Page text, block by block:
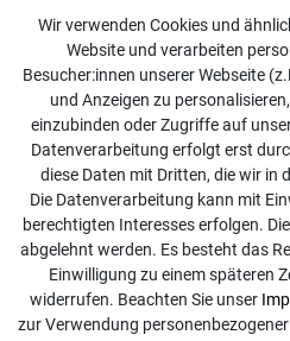
Kontakt
Online
+49
Montag - Freitag,
Anrufe aus dem dt. Festnetz
Wir verwenden Cookies und
Website und verarbeiten
Besucher:innen unserer Webseite
und Anzeigen zu
einzubinden oder Zugriffe auf
Datenverarbeitung erfolgt erst
diese Daten mit Dritten, die wir in
Die Datenverarbeitung kann mit
berechtigten Interesses erfolgen.
abgelehnt werden. Es besteht das
Einwilligung zu einem späteren
widerrufen. Beachten Sie unser
zur Verwendung